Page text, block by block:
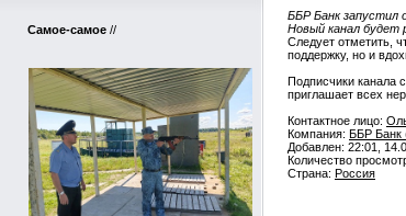
Самое-самое //
ББР Банк запустил
Новый канал будет
Следует отметить,
поддержку, но и
Подписчики канала
приглашает всех
Контактное лицо:
Компания: ББР Банк
Добавлен: 22:01,
Количество
Страна: Россия